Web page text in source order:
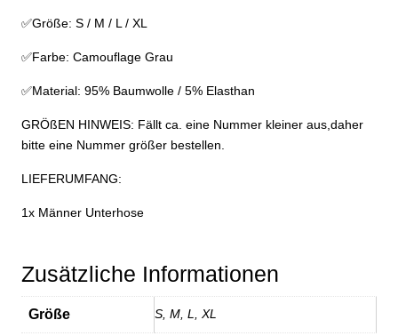
✅Größe: S / M / L / XL
✅Farbe: Camouflage Grau
✅Material: 95% Baumwolle / 5% Elasthan
GRÖßEN HINWEIS: Fällt ca. eine Nummer kleiner aus,daher
bitte eine Nummer größer bestellen.
LIEFERUMFANG:
1x Männer Unterhose
Zusätzliche Informationen
Größe S, M, L, XL